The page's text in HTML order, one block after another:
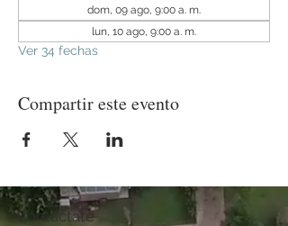
dom, 09 ago, 9:00 a. m.
lun, 10 ago, 9:00 a. m.
Ver 34 fechas
Compartir este evento
Contactate